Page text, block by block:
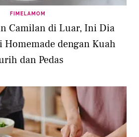
FIMELAMOM
Camilan di Luar, Ini Dia
Homemade dengan Kuah
dan Pedas